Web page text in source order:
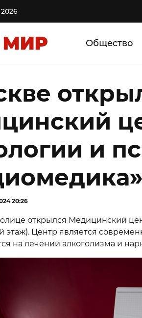
Общество
и
20:26
открылся Медицинский
й этаж). Центр является
на лечении алкоголизма и